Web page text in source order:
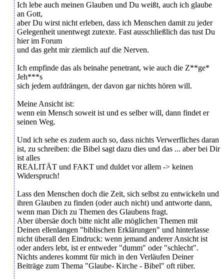
Ich lebe auch meinen Glauben und Du weißt, auch ich glaube
an Gott,
aber Du wirst nicht erleben, dass ich Menschen damit zu jeder
Gelegenheit unentwegt zutexte. Fast ausschließlich das tust Du
hier im Forum
und das geht mir ziemlich auf die Nerven.
Ich empfinde das als beinahe penetrant, wie auch die Z**ge*
Jeh***s
sich jedem aufdrängen, der davon gar nichts hören will.
Meine Ansicht ist:
wenn ein Mensch soweit ist und es selber will, dann findet er
seinen Weg.
Und ich sehe es zudem auch so, dass nichts Verwerfliches daran
ist, zu schreiben: die Bibel sagt dazu dies und das ... aber bei Dir
ist alles
REALITÄT und FAKT und duldet vor allem -> keinen
Widerspruch!
Lass den Menschen doch die Zeit, sich selbst zu entwickeln und
ihren Glauben zu finden (oder auch nicht) und antworte dann,
wenn man Dich zu Themen des Glaubens fragt.
Aber übersäe doch bitte nicht alle möglichen Themen mit
Deinen ellenlangen "biblischen Erklärungen" und hinterlasse
nicht überall den Eindruck: wenn jemand anderer Ansicht ist
oder anders lebt, ist er entweder "dumm" oder "schlecht".
Nichts anderes kommt für mich in den Verläufen Deiner
Beiträge zum Thema "Glaube- Kirche - Bibel" oft rüber.